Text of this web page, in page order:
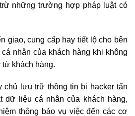
những trường hợp pháp luật có
giao, cung cấp hay tiết lộ cho bên
nhân của khách hàng khi không
khách hàng.
chủ lưu trữ thông tin bị hacker tấn
dữ liệu cá nhân của khách hàng,
thông báo vụ việc đến các cơ